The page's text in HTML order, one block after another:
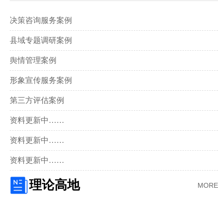
决策咨询服务案例
县域专题调研案例
舆情管理案例
形象宣传服务案例
第三方评估案例
资料更新中……
资料更新中……
资料更新中……
MORE
理论高地